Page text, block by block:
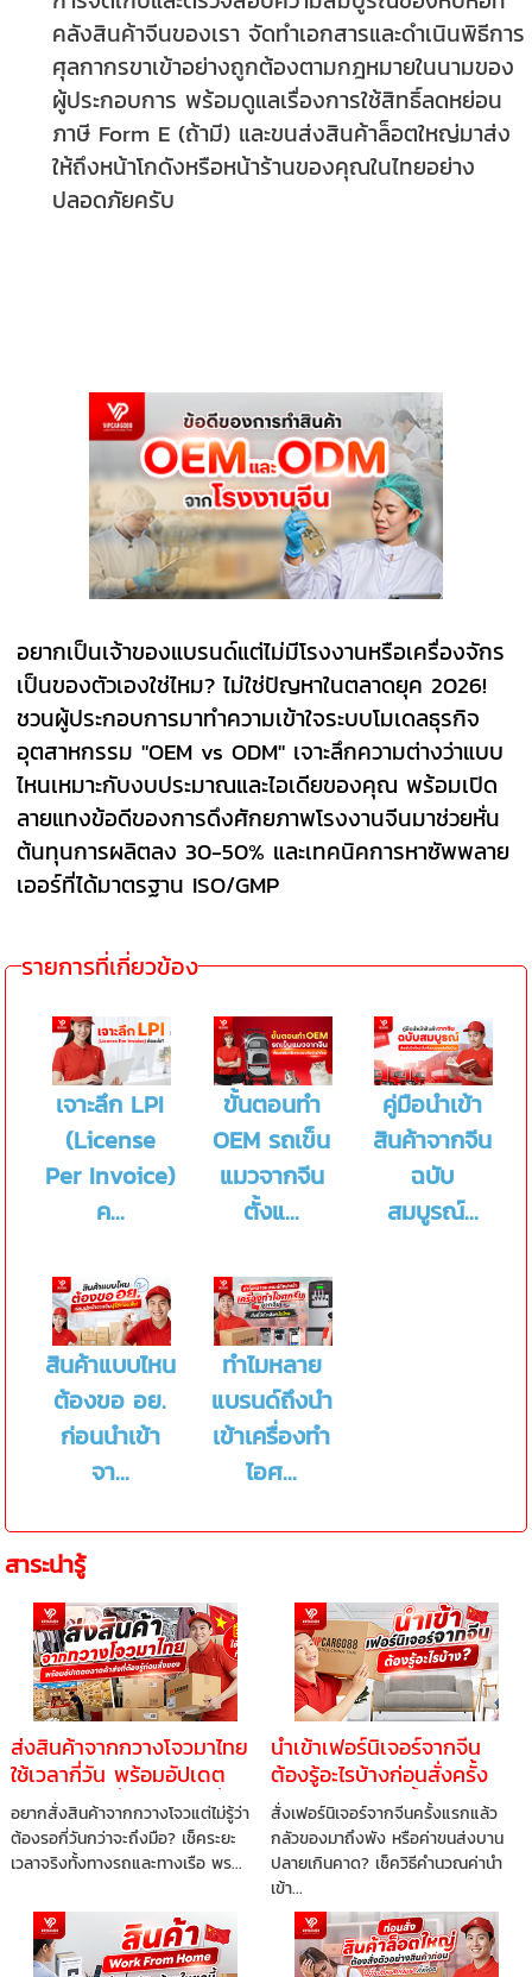
คลังสินค้าจีนของเรา จัดทำเอกสารและดำเนินพิธีการ
ศุลกากรขาเข้าอย่างถูกต้องตามกฎหมายในนามของ
ผู้ประกอบการ พร้อมดูแลเรื่องการใช้สิทธิ์ลดหย่อน
ภาษี Form E (ถ้ามี) และขนส่งสินค้าล็อตใหญ่มาส่ง
ให้ถึงหน้าโกดังหรือหน้าร้านของคุณในไทยอย่าง
ปลอดภัยครับ
อยากเป็นเจ้าของแบรนด์แต่ไม่มีโรงงานหรือเครื่องจักร
เป็นของตัวเองใช่ไหม? ไม่ใช่ปัญหาในตลาดยุค 2026!
ชวนผู้ประกอบการมาทำความเข้าใจระบบโมเดลธุรกิจ
อุตสาหกรรม "OEM vs ODM" เจาะลึกความต่างว่าแบบ
ไหนเหมาะกับงบประมาณและไอเดียของคุณ พร้อมเปิด
ลายแทงข้อดีของการดึงศักยภาพโรงงานจีนมาช่วยหั่น
ต้นทุนการผลิตลง 30-50% และเทคนิคการหาซัพพลาย
เออร์ที่ได้มาตรฐาน ISO/GMP
รายการที่เกี่ยวข้อง
เจาะลึก LPI
(License
Per Invoice)
ค...
ขั้นตอนทำ
OEM รถเข็น
แมวจากจีน
ตั้งแ...
คู่มือนำเข้า
สินค้าจากจีน
ฉบับ
สมบูรณ์...
สินค้าแบบไหน
ต้องขอ อย.
ก่อนนำเข้า
จา...
ทำไมหลาย
แบรนด์ถึงนำ
เข้าเครื่องทำ
ไอศ...
สาระน่ารู้
ส่งสินค้าจากกวางโจวมาไทย
ใช้เวลากี่วัน พร้อมอัปเดต
ตลาดค้าส่งที่ต้องรู้ก่อนสั่ง
ของ
อยากสั่งสินค้าจากกวางโจวแต่ไม่รู้ว่า
ต้องรอกี่วันกว่าจะถึงมือ? เช็คระยะ
เวลาจริงทั้งทางรถและทางเรือ พร...
นำเข้าเฟอร์นิเจอร์จากจีน
ต้องรู้อะไรบ้างก่อนสั่งครั้ง
แรก ไม่ให้พลาดทั้งเงินและ
เวลา
สั่งเฟอร์นิเจอร์จากจีนครั้งแรกแล้ว
กลัวของมาถึงพัง หรือค่าขนส่งบาน
ปลายเกินคาด? เช็ควิธีคำนวณค่านำ
เข้า...